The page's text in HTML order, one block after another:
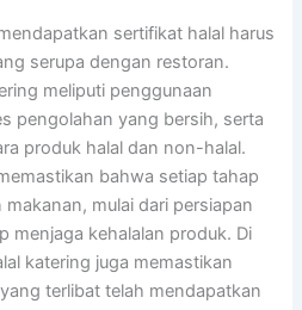
sertifikat halal harus
serupa dengan restoran.
meliputi penggunaan
pengolahan yang bersih, serta
produk halal dan non-halal.
bahwa setiap tahap
mulai dari persiapan
menjaga kehalalan produk. Di
katering juga memastikan
terlibat telah mendapatkan